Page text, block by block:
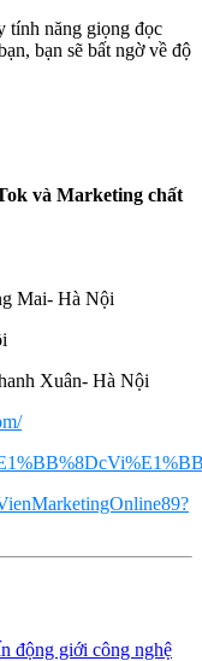
tính năng giọng đọc
bạn sẽ bất ngờ về độ
và Marketing chất
Mai- Hà Nội
Xuân- Hà Nội